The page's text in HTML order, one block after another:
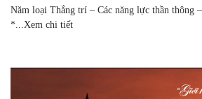
Năm loại Thắng trí – Các năng lực thần thông
*...Xem chi tiết